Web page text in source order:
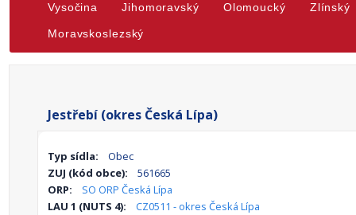
Vysočina Jihomoravský Olomoucký Zlínský
Moravskoslezský
Jestřebí (okres Česká Lípa)
Typ sídla:
Obec
ZUJ (kód obce):
561665
ORP:
SO ORP Česká Lípa
LAU 1 (NUTS 4):
CZ0511 - okres Česká Lípa